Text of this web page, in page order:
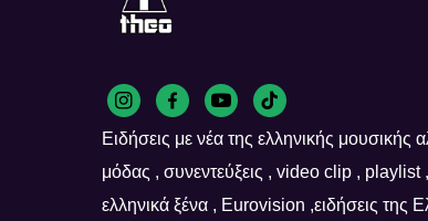
Ειδήσεις με νέα της ελληνικής
μόδας , συνεντεύξεις , video clip , playlist
ελληνικά ξένα , Eurovision ,ειδήσεις της